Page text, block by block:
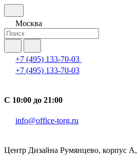
Москва
+7 (495) 133-70-03
+7 (495) 133-70-03
С 10:00 до 21:00
info@office-torg.ru
Центр Дизайна Румянцево, корпус